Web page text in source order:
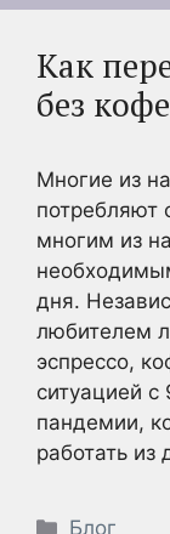
Как
без
Многие из
потребляют
многим из
дня.
любителем
эспрессо,
ситуацией с
пандемии,
работать из
Рубрики
Блог